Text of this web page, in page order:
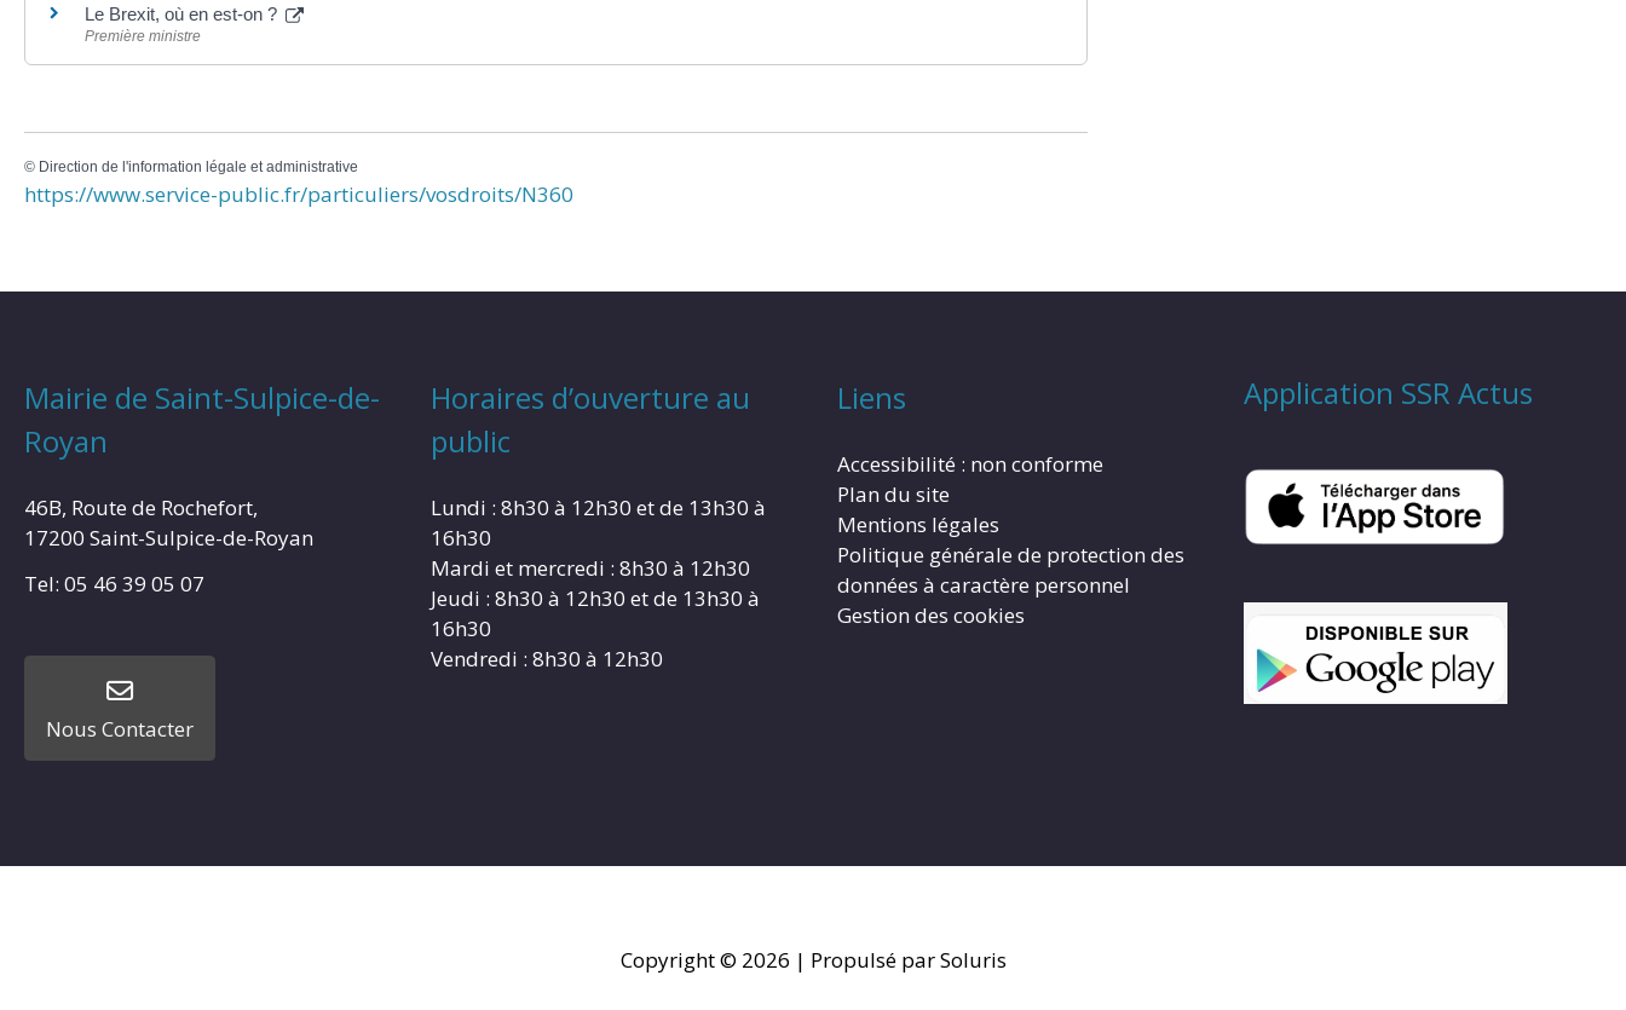
Le Brexit, où en est-on ?
Première ministre
© Direction de l'information légale et administrative
https://www.service-public.fr/particuliers/vosdroits/N360
Mairie de Saint-Sulpice-de-
Royan
46B, Route de Rochefort,
17200 Saint-Sulpice-de-Royan
Tel: 05 46 39 05 07
Nous Contacter
Horaires d’ouverture au
public
Lundi : 8h30 à 12h30 et de 13h30 à
16h30
Mardi et mercredi : 8h30 à 12h30
Jeudi : 8h30 à 12h30 et de 13h30 à
16h30
Vendredi : 8h30 à 12h30
Liens
Accessibilité : non conforme
Plan du site
Mentions légales
Politique générale de protection des
données à caractère personnel
Gestion des cookies
Application SSR Actus
Copyright © 2026 | Propulsé par Soluris